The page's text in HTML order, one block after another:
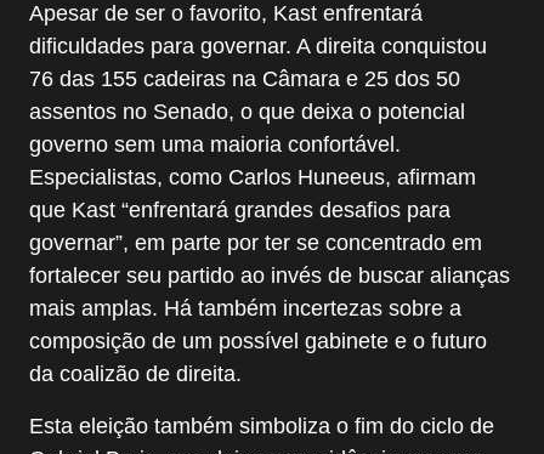
Apesar de ser o favorito, Kast enfrentará
dificuldades para governar. A direita conquistou
76 das 155 cadeiras na Câmara e 25 dos 50
assentos no Senado, o que deixa o potencial
governo sem uma maioria confortável.
Especialistas, como Carlos Huneeus, afirmam
que Kast “enfrentará grandes desafios para
governar”, em parte por ter se concentrado em
fortalecer seu partido ao invés de buscar alianças
mais amplas. Há também incertezas sobre a
composição de um possível gabinete e o futuro
da coalizão de direita.
Esta eleição também simboliza o fim do ciclo de